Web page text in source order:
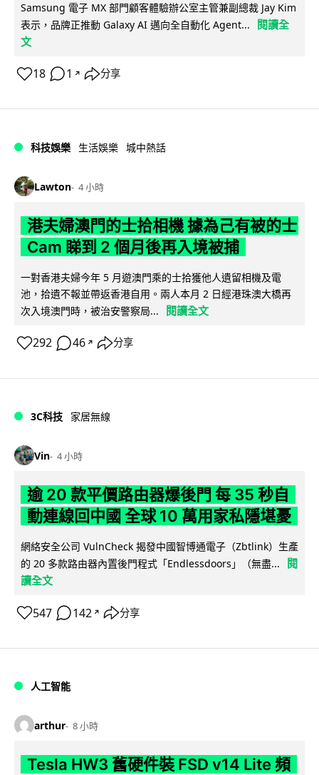
Samsung 電子 MX 部門顧客體驗辦公室主管兼副總裁 Jay Kim
表示，品牌正推動 Galaxy AI 邁向全自動化 Agent...
閱讀全
文
18 1 ↗ 分享
科技娛樂 生活娛樂 城中熱話
Lawton 4 小時
港夫婦澳門的士拾相機 據為己有被的士
Cam 睇到 2 個月後再入境被捕
一對香港夫婦今年 5 月遊澳門乘的士拾獲他人遺留相機及電
池，拾遺不報並帶返香港自用。兩人本月 2 日經港珠澳大橋再
次入境澳門時，被治安警察局...
閱讀全文
292 46 ↗ 分享
3C科技 家居無線
Vin 4 小時
逾 20 款平價路由器爆後門 每 35 秒自
動連線回中國 全球 10 萬用家私隱堪憂
網絡安全公司 VulnCheck 揭發中國智博通電子（Zbtlink）生產
的 20 多款路由器內置後門程式「Endlessdoors」（無盡...
閱
讀全文
547 142 ↗ 分享
人工智能
arthur 8 小時
Tesla HW3 舊硬件裝 FSD v14 Lite 頻